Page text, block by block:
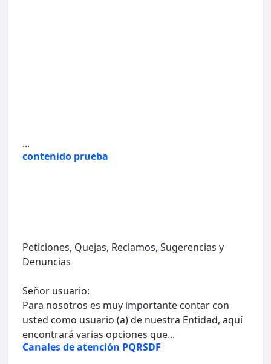
...
contenido prueba
Peticiones, Quejas, Reclamos, Sugerencias y
Denuncias
Señor usuario:
Para nosotros es muy importante contar con
usted como usuario (a) de nuestra Entidad, aquí
encontrará varias opciones que...
Canales de atención PQRSDF